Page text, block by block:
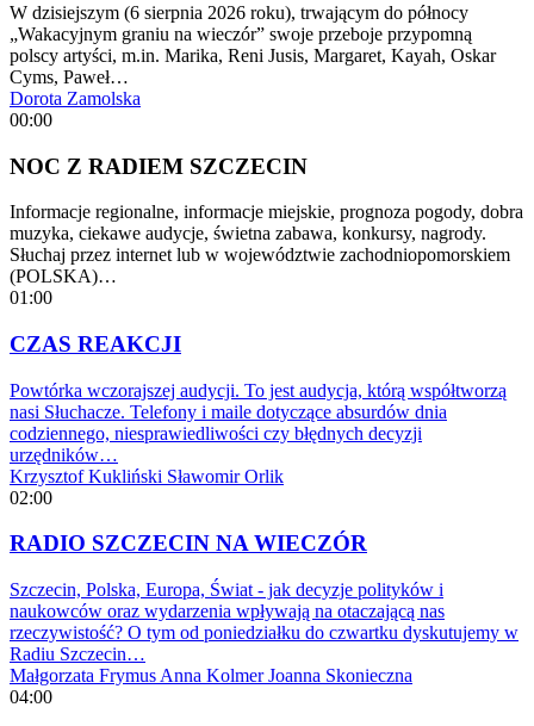
W dzisiejszym (6 sierpnia 2026 roku), trwającym do północy
„Wakacyjnym graniu na wieczór” swoje przeboje przypomną
polscy artyści, m.in. Marika, Reni Jusis, Margaret, Kayah, Oskar
Cyms, Paweł…
Dorota Zamolska
00:00
NOC Z RADIEM SZCZECIN
Informacje regionalne, informacje miejskie, prognoza pogody, dobra
muzyka, ciekawe audycje, świetna zabawa, konkursy, nagrody.
Słuchaj przez internet lub w województwie zachodniopomorskiem
(POLSKA)…
01:00
CZAS REAKCJI
Powtórka wczorajszej audycji. To jest audycja, którą współtworzą
nasi Słuchacze. Telefony i maile dotyczące absurdów dnia
codziennego, niesprawiedliwości czy błędnych decyzji
urzędników…
Krzysztof Kukliński Sławomir Orlik
02:00
RADIO SZCZECIN NA WIECZÓR
Szczecin, Polska, Europa, Świat - jak decyzje polityków i
naukowców oraz wydarzenia wpływają na otaczającą nas
rzeczywistość? O tym od poniedziałku do czwartku dyskutujemy w
Radiu Szczecin…
Małgorzata Frymus Anna Kolmer Joanna Skonieczna
04:00